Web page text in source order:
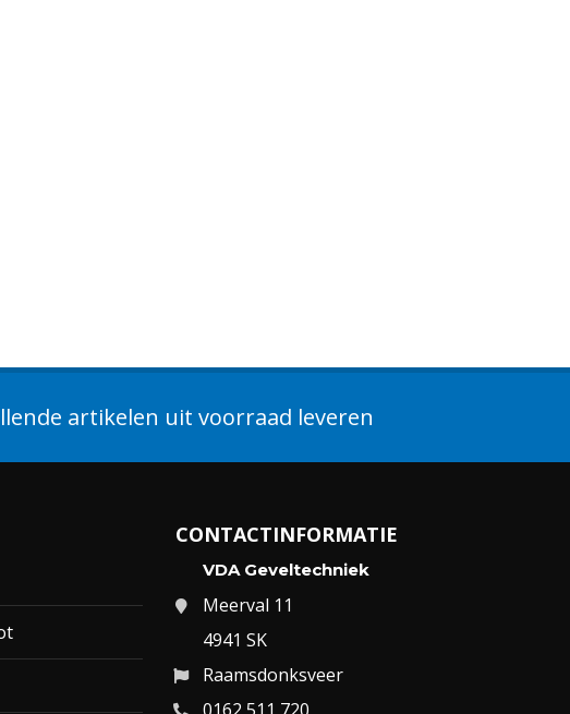
artikelen uit voorraad leveren
CONTACTINFORMATIE
VDA Geveltechniek
Meerval 11
4941 SK
Raamsdonksveer